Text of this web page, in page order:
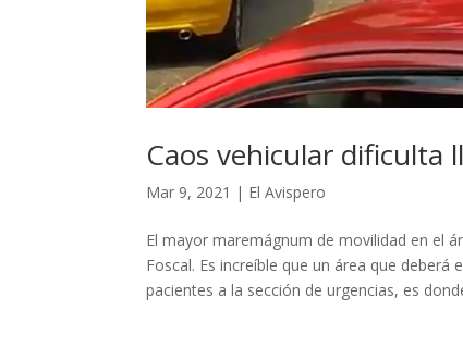
Caos vehicular dificulta
Mar 9, 2021 | El Avispero
El mayor maremágnum de movilidad en el
Foscal. Es increíble que un área que
pacientes a la sección de urgencias, es